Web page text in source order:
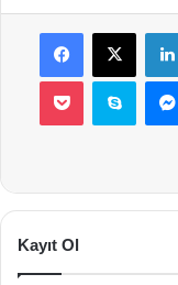
Facebook
X
Pocket Skype
Kayıt Ol